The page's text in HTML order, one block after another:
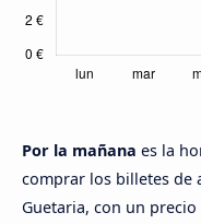
Por la mañana es la
comprar los billetes de
Guetaria, con un precio